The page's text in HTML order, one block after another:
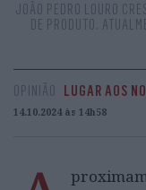
JOÃO PEDRO LOURO
DE PRODUTO.
OPINIÃO LUGAR AOS
14.10.2024 às 14h58